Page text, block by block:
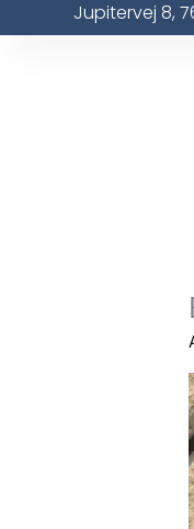
til
Jupitervej 8,